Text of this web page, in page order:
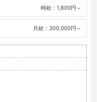
時給：1,800円～
月給：300,000円～